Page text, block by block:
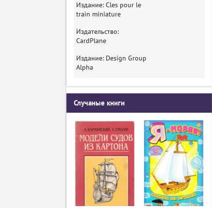
Издание: Cles pour le
train miniature
Издательство:
CardPlane
Издание: Design Group
Alpha
Случаные книги